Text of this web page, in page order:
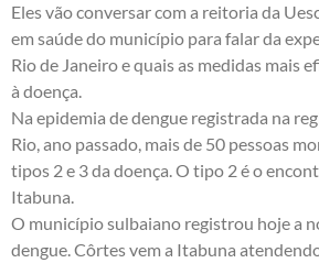
Eles vão conversar com a reitoria da
em saúde do município para falar da
Rio de Janeiro e quais as medidas mais
à doença.
Na epidemia de dengue registrada na
Rio, ano passado, mais de 50 pessoas
tipos 2 e 3 da doença. O tipo 2 é o
Itabuna.
O município sulbaiano registrou hoje a
dengue. Côrtes vem a Itabuna